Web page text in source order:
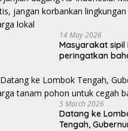
14 May 2026
Masyarakat sipil
peringatkan
Indonesia:
jangan
lingkungan dan
lokal
5 March 2026
Datang ke
Tengah,